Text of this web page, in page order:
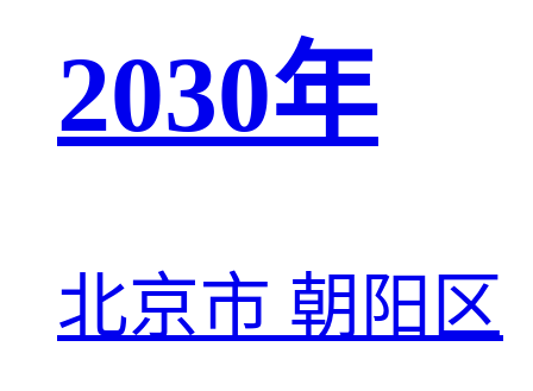
2030年
北京市 朝阳区